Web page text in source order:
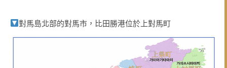
對馬島北部的對馬市，比田勝港位於上對馬町